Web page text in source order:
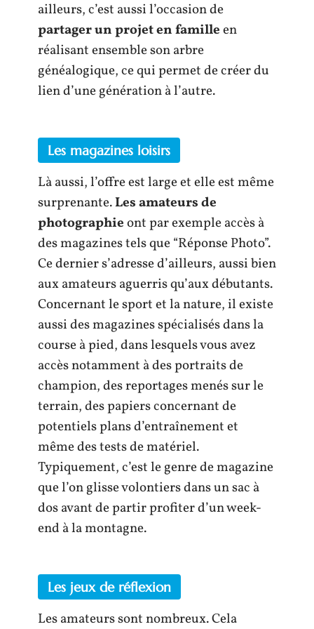
ailleurs, c’est aussi l’occasion de
partager un projet en familleen
réalisant ensemble son arbre
généalogique, ce qui permet de créer du
lien d’une génération à l’autre.
Les magazines loisirs
Là aussi, l’offre est large et elle est même
surprenante.Les amateurs de
photographieont par exemple accès à
des magazines tels que “Réponse Photo”.
Ce dernier s’adresse d’ailleurs, aussi bien
aux amateurs aguerris qu’aux débutants.
Concernant le sport et la nature, il existe
aussi des magazines spécialisés dans la
course à pied, dans lesquels vous avez
accès notamment à des portraits de
champion, des reportages menés sur le
terrain, des papiers concernant de
potentiels plans d’entraînement et
même des tests de matériel.
Typiquement, c’est le genre de magazine
que l’on glisse volontiers dans un sac à
dos avant de partir profiter d’un week-
end à la montagne.
Les jeux de réflexion
Les amateurs sont nombreux. Cela